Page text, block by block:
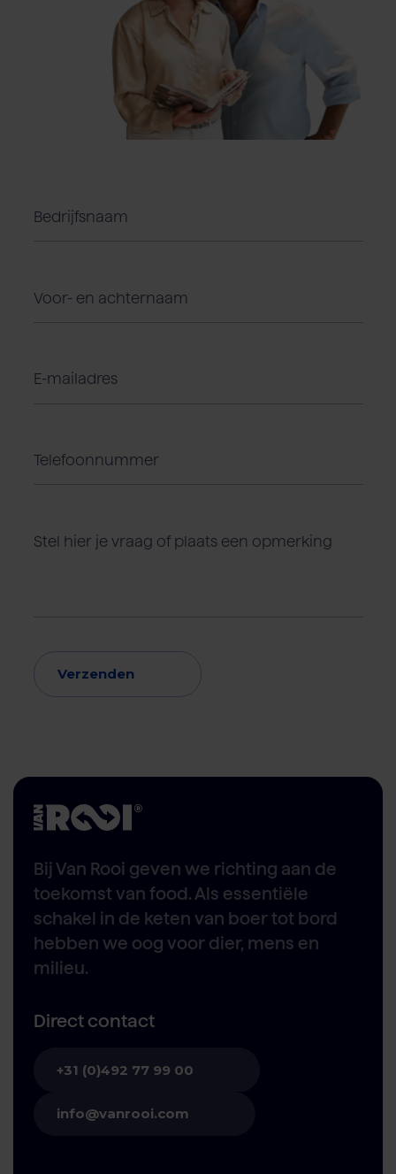
Verzenden
Bij Van Rooi geven we richting aan de
toekomst van food. Als essentiële
schakel in de keten van boer tot bord
hebben we oog voor dier, mens en
milieu.
Direct contact
+31 (0)492 77 99 00
info@vanrooi.com